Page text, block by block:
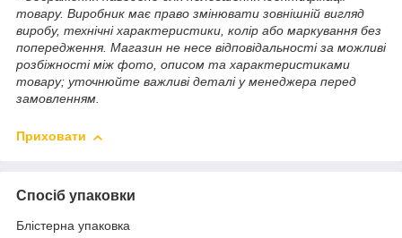
товару. Виробник має право змінювати зовнішній вигляд
виробу, технічні характеристики, колір або маркування без
попередження. Магазин не несе відповідальності за можливі
розбіжності між фото, описом та характеристиками
товару; уточнюйте важливі деталі у менеджера перед
замовленням.
Приховати
Спосіб упаковки
Блістерна упаковка